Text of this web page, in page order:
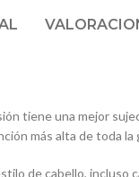
tiene una mejor
más alta de toda la
de cabello, incluso